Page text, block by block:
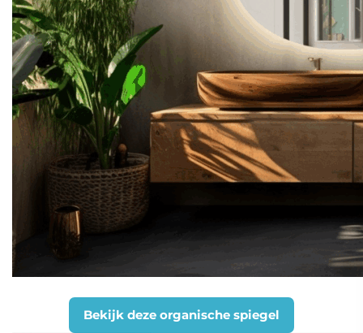
Bekijk deze organische spiegel